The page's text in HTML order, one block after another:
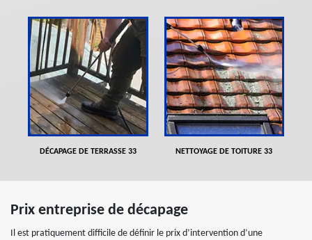
DÉCAPAGE DE TERRASSE 33 NETTOYAGE DE TOITURE 33
Prix entreprise de décapage
Il est pratiquement difficile de définir le prix d’intervention d’une